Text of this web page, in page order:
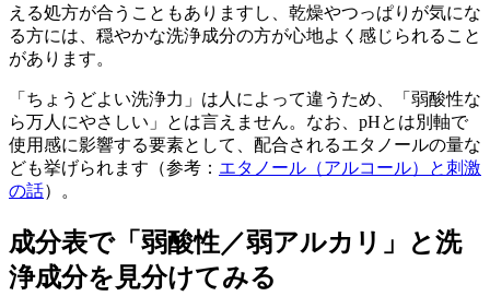
える処方が合うこともありますし、乾燥やつっぱりが気にな
る方には、穏やかな洗浄成分の方が心地よく感じられること
があります。
「ちょうどよい洗浄力」は人によって違うため、「弱酸性な
ら万人にやさしい」とは言えません。なお、pHとは別軸で
使用感に影響する要素として、配合されるエタノールの量な
ども挙げられます（参考： エタノール（アルコール）と刺激
の話）。
成分表で「弱酸性／弱アルカリ」と洗
浄成分を見分けてみる